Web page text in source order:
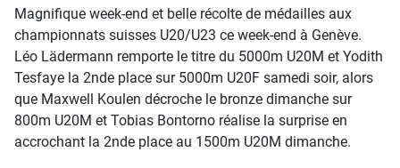
Magnifique week-end et belle récolte de médailles aux
championnats suisses U20/U23 ce week-end à Genève.
Léo Lädermann remporte le titre du 5000m U20M et Yodith
Tesfaye la 2nde place sur 5000m U20F samedi soir, alors
que Maxwell Koulen décroche le bronze dimanche sur
800m U20M et Tobias Bontorno réalise la surprise en
accrochant la 2nde place au 1500m U20M dimanche.